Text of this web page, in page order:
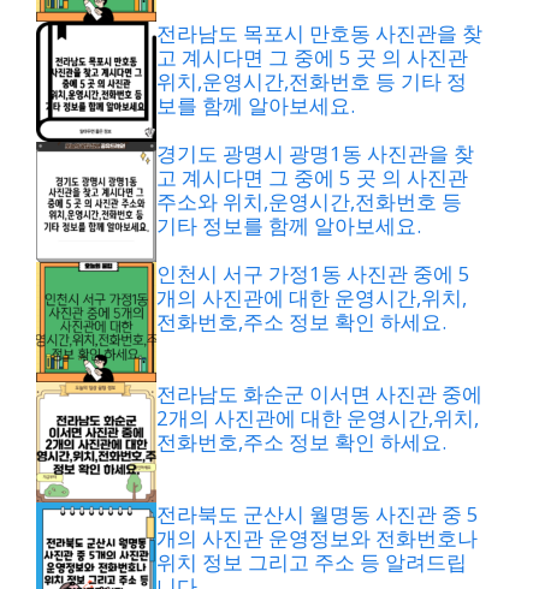
전라남도 목포시 만호동 사진관을 찾
고 계시다면 그 중에 5 곳 의 사진관
위치,운영시간,전화번호 등 기타 정
보를 함께 알아보세요.
경기도 광명시 광명1동 사진관을 찾
고 계시다면 그 중에 5 곳 의 사진관
주소와 위치,운영시간,전화번호 등
기타 정보를 함께 알아보세요.
인천시 서구 가정1동 사진관 중에 5
개의 사진관에 대한 운영시간,위치,
전화번호,주소 정보 확인 하세요.
전라남도 화순군 이서면 사진관 중에
2개의 사진관에 대한 운영시간,위치,
전화번호,주소 정보 확인 하세요.
전라북도 군산시 월명동 사진관 중 5
개의 사진관 운영정보와 전화번호나
위치 정보 그리고 주소 등 알려드립